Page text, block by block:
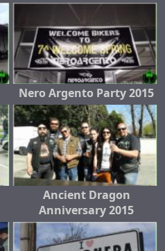
Nero Argento Party 2015
Ancient Dragon
Anniversary 2015